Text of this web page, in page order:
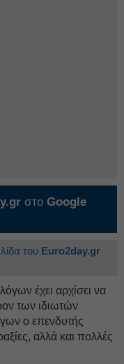
στο Google
του Euro2day.gr
έχει αρχίσει να
των ιδιωτών
ο επενδυτής
αλλά και πολλές